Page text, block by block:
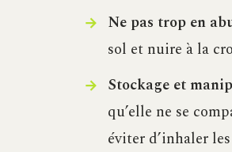
Ne pas trop en
sol et nuire à la
Stockage et
qu’elle ne se
éviter d’inhaler